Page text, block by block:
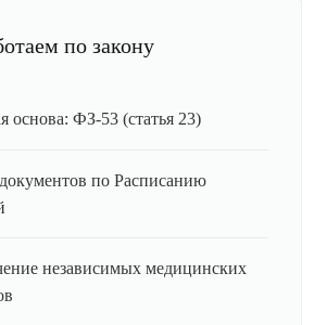
по закону
основа: ФЗ-53 (статья 23)
по Расписанию
независимых медицинских